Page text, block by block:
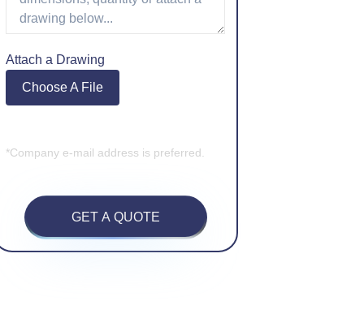
Attach a Drawing
Choose A File
*Company e-mail address is preferred.
GET A QUOTE